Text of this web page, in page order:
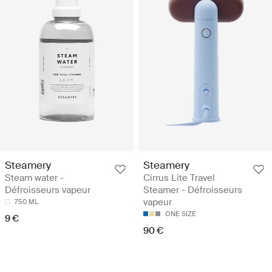
Steamery
Steam water -
Défroisseurs vapeur
750 ML
9 €
Steamery
Cirrus Lite Travel
Steamer - Défroisseurs
vapeur
ONE SIZE
90 €